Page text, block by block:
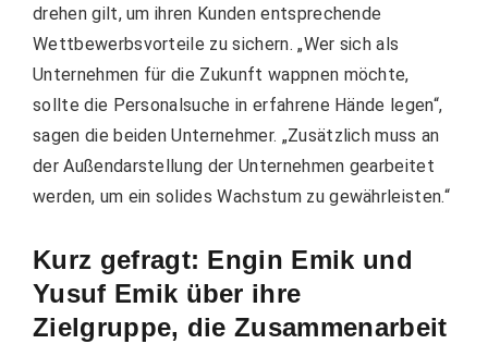
drehen gilt, um ihren Kunden entsprechende
Wettbewerbsvorteile zu sichern. „Wer sich als
Unternehmen für die Zukunft wappnen möchte,
sollte die Personalsuche in erfahrene Hände legen“,
sagen die beiden Unternehmer. „Zusätzlich muss an
der Außendarstellung der Unternehmen gearbeitet
werden, um ein solides Wachstum zu gewährleisten.“
Kurz gefragt: Engin Emik und
Yusuf Emik über ihre
Zielgruppe, die Zusammenarbeit